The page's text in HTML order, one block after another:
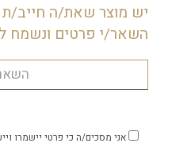
יש מוצר שאת/ה חייב/ת
השאר/י פרטים ונשמח
אני מסכים/ה כי פרטי יישמרו